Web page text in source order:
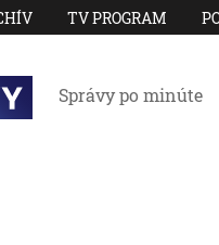
TV PROGRAM
Správy po minúte